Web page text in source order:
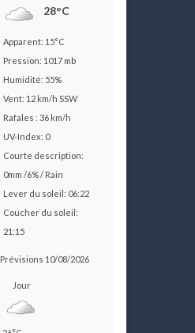
28°C
Apparent: 15°C
Pression: 1017 mb
Humidité: 55%
Vent: 12 km/h SSW
Rafales : 36 km/h
UV-Index: 0
Courte description:
0mm /6%/ Rain
Lever du soleil: 06:22
Coucher du soleil:
21:15
Prévisions 10/08/2026
Jour